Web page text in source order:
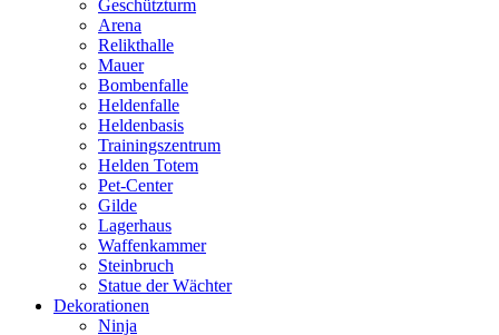
Geschützturm
Arena
Relikthalle
Mauer
Bombenfalle
Heldenfalle
Heldenbasis
Trainingszentrum
Helden Totem
Pet-Center
Gilde
Lagerhaus
Waffenkammer
Steinbruch
Statue der Wächter
Dekorationen
Ninja